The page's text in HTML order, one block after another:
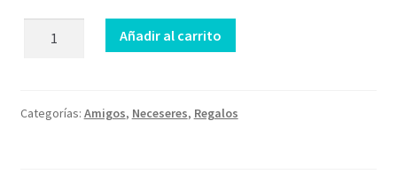
Neceser
Limitada
Añadir al carrito
Categorías: Amigos, Neceseres, Regalos